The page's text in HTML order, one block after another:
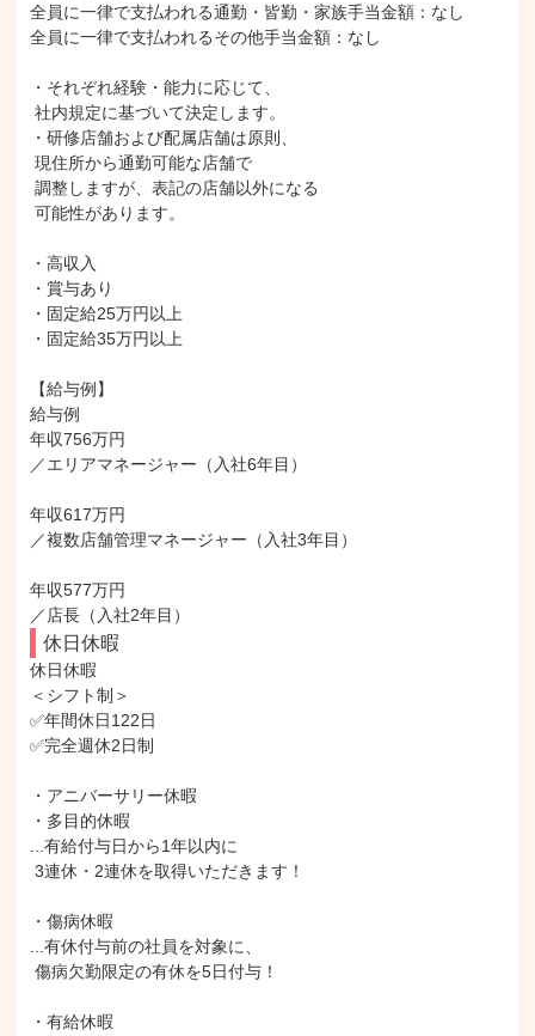
全員に一律で支払われる通勤・皆勤・家族手当金額：なし
全員に一律で支払われるその他手当金額：なし
・それぞれ経験・能力に応じて、
・研修店舗および配属店舗は原則、
・高収入
・賞与あり
・固定給25万円以上
・固定給35万円以上
【給与例】
給与例
年収756万円
／エリアマネージャー（入社6年目）
年収617万円
／複数店舗管理マネージャー（入社3年目）
年収577万円
／店長（入社2年目）
休日休暇
休日休暇
＜シフト制＞
✅年間休日122日
✅完全週休2日制
・アニバーサリー休暇
・多目的休暇
...有給付与日から1年以内に
・傷病休暇
...有休付与前の社員を対象に、
・有給休暇